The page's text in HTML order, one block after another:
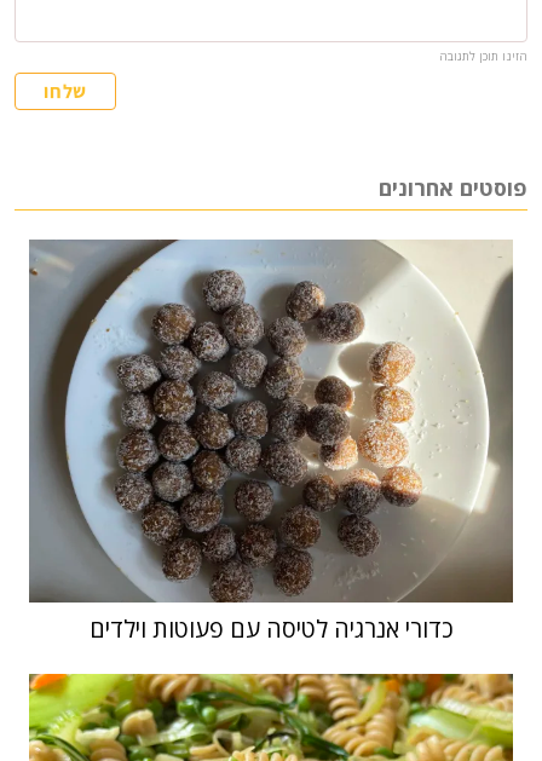
הזינו תוכן לתגובה
שלחו
פוסטים אחרונים
כדורי אנרגיה לטיסה עם פעוטות וילדים